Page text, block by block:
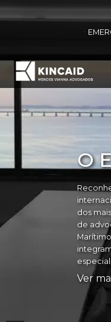
O
dos
de
Ver